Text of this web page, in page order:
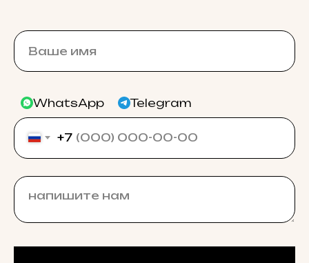
WhatsApp Telegram
+7